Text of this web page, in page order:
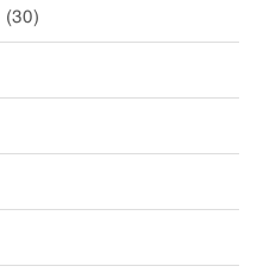
(30)